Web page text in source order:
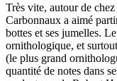
Janichon
Kerouedan
Klein Julie
Klotz
Klvana Ilya
Kotry
Très vite, autour de
Carbonnaux a aimé
bottes et ses jumelles.
ornithologique, et
(le plus grand
quantité de notes dans